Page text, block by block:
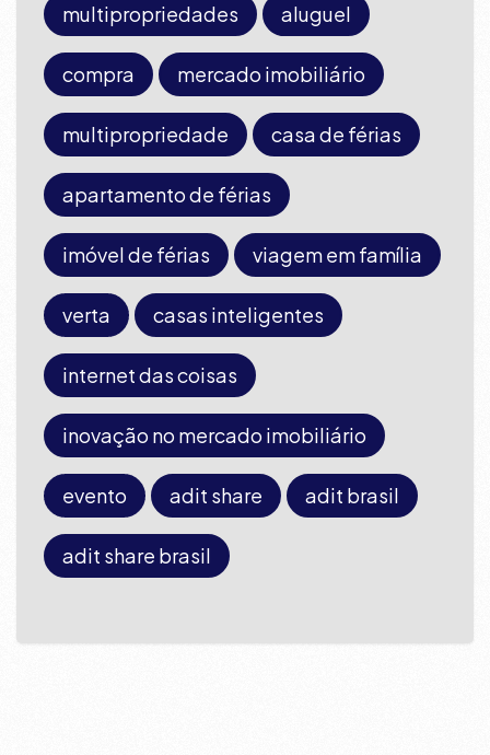
multipropriedades aluguel
compra mercado imobiliário
multipropriedade casa de férias
apartamento de férias
imóvel de férias viagem em família
verta casas inteligentes
internet das coisas
inovação no mercado imobiliário
evento adit share adit brasil
adit share brasil